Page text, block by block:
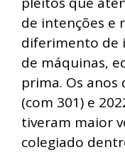
de intenções e
diferimento de
de máquinas,
prima. Os anos
(com 301) e
tiveram maior
colegiado